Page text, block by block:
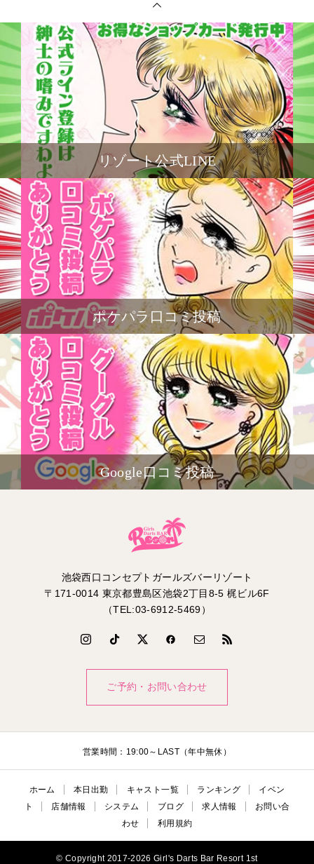
リゾート公式LINE
ポケパラ口コミ投稿
Google口コミ投稿
池袋西口コンセプトガールズバーリゾート
〒171-0014 東京都豊島区池袋2丁目8-5 梶ビル6F
（TEL:03-6912-5469）
ご予約・お問い合わせ
営業時間：19:00～LAST（年中無休）
ホーム 本日出勤 キャスト一覧 ランキング
イベン
ト
店舗情報 システム ブログ 求人情報
お問い合
わせ
利用規約
© Copyright 2017-2026 Girl's Darts Bar Resort 1st